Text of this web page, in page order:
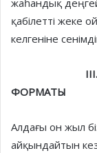
жаһандық
қабілетті жеке
келгеніне
III. ӨЗАРА
ФОРМАТЫ
Алдағы он жыл
айқындайтын